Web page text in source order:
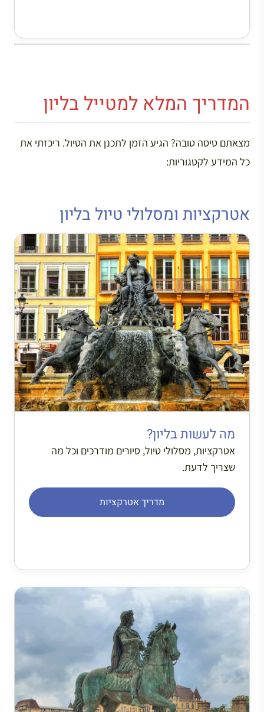
המדריך המלא למטייל בליון
מצאתם טיסה טובה? הגיע הזמן לתכנן את הטיול. ריכזתי את
כל המידע לקטגוריות:
אטרקציות ומסלולי טיול בליון
מה לעשות בליון?
אטרקציות, מסלולי טיול, סיורים מודרכים וכל מה
שצריך לדעת.
מדריך אטרקציות